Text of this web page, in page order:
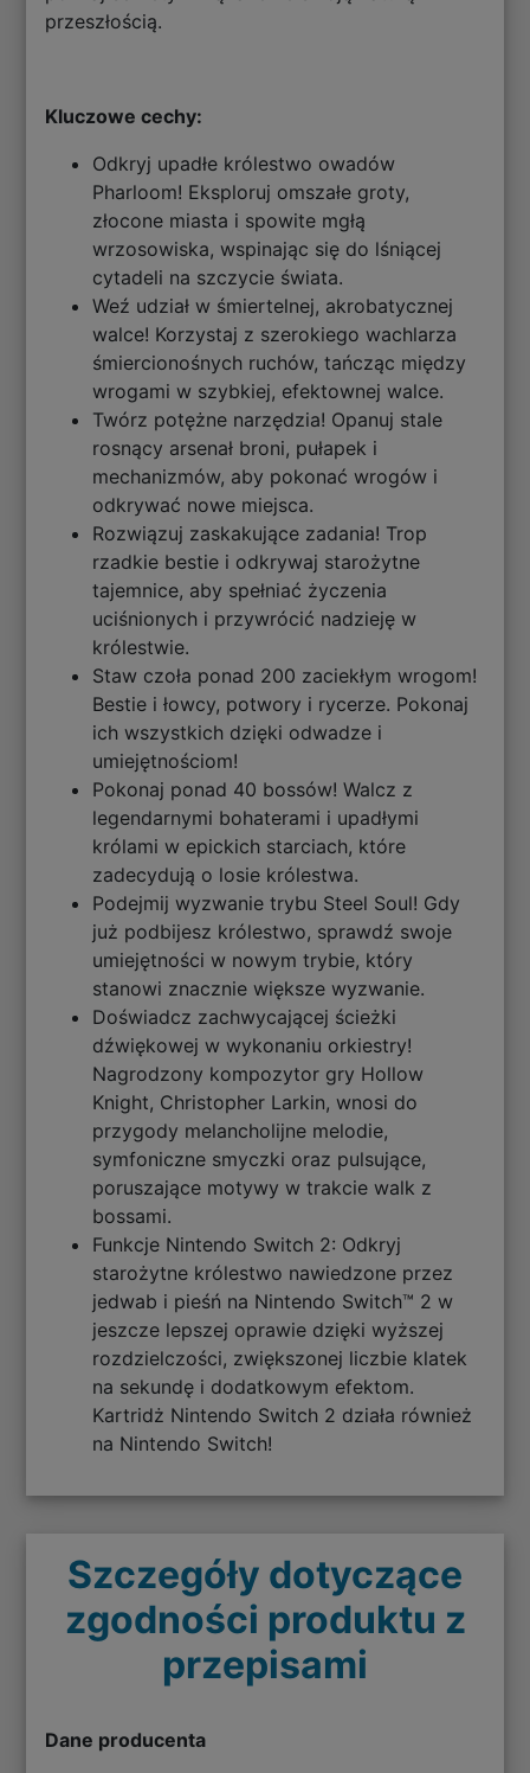
przeszłością.
Kluczowe cechy:
Odkryj upadłe królestwo owadów
Pharloom! Eksploruj omszałe groty,
złocone miasta i spowite mgłą
wrzosowiska, wspinając się do lśniącej
cytadeli na szczycie świata.
Weź udział w śmiertelnej, akrobatycznej
walce! Korzystaj z szerokiego wachlarza
śmiercionośnych ruchów, tańcząc między
wrogami w szybkiej, efektownej walce.
Twórz potężne narzędzia! Opanuj stale
rosnący arsenał broni, pułapek i
mechanizmów, aby pokonać wrogów i
odkrywać nowe miejsca.
Rozwiązuj zaskakujące zadania! Trop
rzadkie bestie i odkrywaj starożytne
tajemnice, aby spełniać życzenia
uciśnionych i przywrócić nadzieję w
królestwie.
Staw czoła ponad 200 zaciekłym wrogom!
Bestie i łowcy, potwory i rycerze. Pokonaj
ich wszystkich dzięki odwadze i
umiejętnościom!
Pokonaj ponad 40 bossów! Walcz z
legendarnymi bohaterami i upadłymi
królami w epickich starciach, które
zadecydują o losie królestwa.
Podejmij wyzwanie trybu Steel Soul! Gdy
już podbijesz królestwo, sprawdź swoje
umiejętności w nowym trybie, który
stanowi znacznie większe wyzwanie.
Doświadcz zachwycającej ścieżki
dźwiękowej w wykonaniu orkiestry!
Nagrodzony kompozytor gry Hollow
Knight, Christopher Larkin, wnosi do
przygody melancholijne melodie,
symfoniczne smyczki oraz pulsujące,
poruszające motywy w trakcie walk z
bossami.
Funkcje Nintendo Switch 2: Odkryj
starożytne królestwo nawiedzone przez
jedwab i pieśń na Nintendo Switch™ 2 w
jeszcze lepszej oprawie dzięki wyższej
rozdzielczości, zwiększonej liczbie klatek
na sekundę i dodatkowym efektom.
Kartridż Nintendo Switch 2 działa również
na Nintendo Switch!
Szczegóły dotyczące
zgodności produktu z
przepisami
Dane producenta